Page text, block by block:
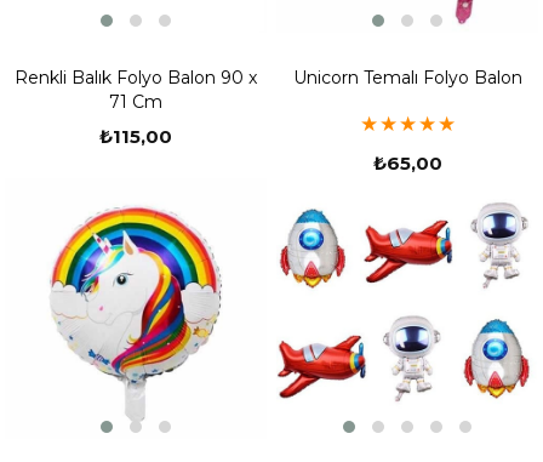
Renkli Balık Folyo Balon 90 x
71 Cm
₺115,00
Unicorn Temalı Folyo Balon
★★★★★
₺65,00